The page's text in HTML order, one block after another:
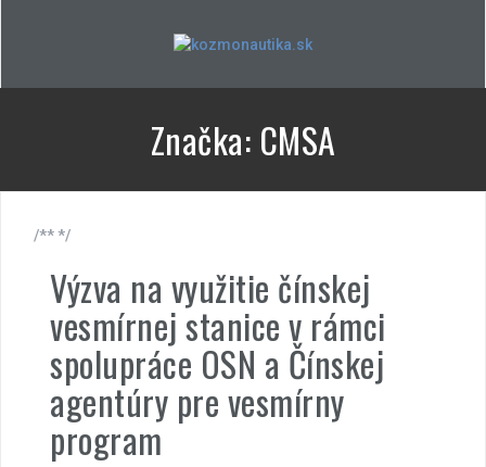
Značka: CMSA
/** */
Výzva na využitie čínskej
vesmírnej stanice v rámci
spolupráce OSN a Čínskej
agentúry pre vesmírny
program